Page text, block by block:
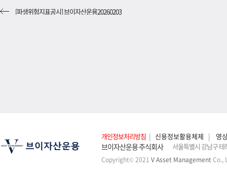
[파생위험지표공시] 브이자산운용20260203
개인정보처리방침 | 신용정보활용체제 | 영
브이자산운용 주식회사 서울특별시 강남구
Copyright© 2021 V Asset ManagementCo.,